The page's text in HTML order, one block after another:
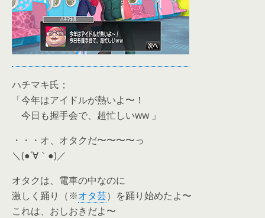
ハチマキ氏；
「今年はアイドルが熱いよ〜！
今日も握手会で、超忙しいww 」
・・・オ、オタクだ〜〜〜〜っ
＼(●´∀｀●)／
オタクは、電車の中なのに
激しく踊り（※オタ芸）を踊り始めたよ〜
これは、おしおきだよ〜